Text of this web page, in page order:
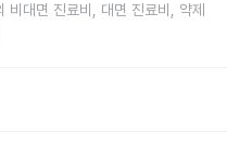
비대면 진료비, 대면 진료비, 약제